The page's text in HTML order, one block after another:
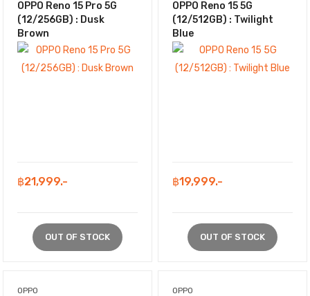
OPPO Reno 15 Pro 5G
(12/256GB) : Dusk
Brown
฿21,999.-
OUT OF STOCK
OPPO Reno 15 5G
(12/512GB) : Twilight
Blue
฿19,999.-
OUT OF STOCK
OPPO OPPO